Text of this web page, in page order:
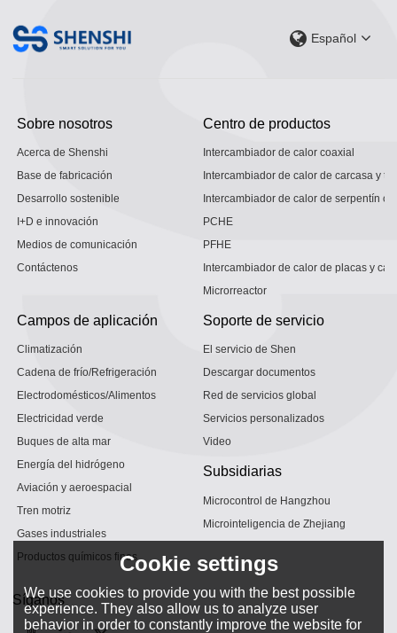
Español
Sobre nosotros
Acerca de Shenshi
Base de fabricación
Desarrollo sostenible
I+D e innovación
Medios de comunicación
Contáctenos
Centro de productos
Intercambiador de calor coaxial
Intercambiador de calor de carcasa y
Intercambiador de calor de serpentín
PCHE
PFHE
Intercambiador de calor de placas y
Microrreactor
Campos de aplicación
Climatización
Cadena de frío/Refrigeración
Electrodomésticos/Alimentos
Electricidad verde
Buques de alta mar
Energía del hidrógeno
Aviación y aeroespacial
Tren motriz
Gases industriales
Productos químicos finos
Soporte de servicio
El servicio de Shen
Descargar documentos
Red de servicios global
Servicios personalizados
Video
Subsidiarias
Microcontrol de Hangzhou
Microinteligencia de Zhejiang
Síganos
Cookie settings
We use cookies to provide you with the best possible
experience. They also allow us to analyze user
behavior in order to constantly improve the website for